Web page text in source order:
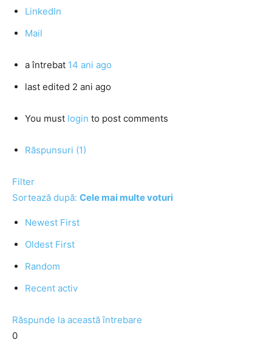
LinkedIn
Mail
a întrebat 14 ani ago
last edited 2 ani ago
You must login to post comments
Răspunsuri (1)
Filter
Sortează după: Cele mai multe voturi
Newest First
Oldest First
Random
Recent activ
Răspunde la această întrebare
0